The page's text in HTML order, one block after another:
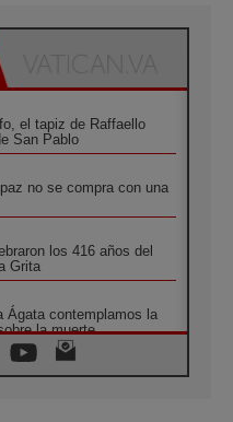
el tapiz de Raffaello
San Pablo
no se compra con una
los 416 años del
Grita
Ágata contemplamos la
la muerte
Santuario de la Madre